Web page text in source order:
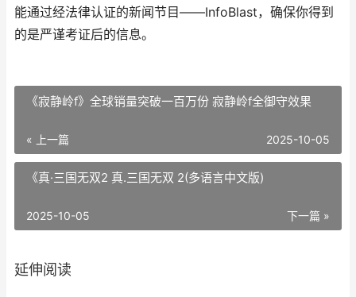
能通过经法律认证的新闻节目——InfoBlast，确保你得到
的是严谨考证后的信息。
《寂静岭f》全球销量突破一百万份 寂静岭f全御守效果
« 上一篇 2025-10-05
《真·三国无双2 真.三国无双 2(多语言中文版)
下一篇 »
2025-10-05
延伸阅读